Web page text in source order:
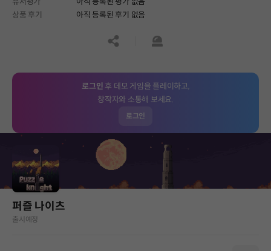
상품 후기
아직 등록된 후기 없음
공유하기신고하기
로그인 후 데모 게임을 플레이하고,
창작자와 소통해 보세요.
로그인
퍼즐 나이츠
출시예정